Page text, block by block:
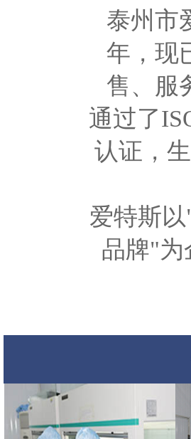
泰州市
年，现
售、服
通过了
认证，
爱特斯
品牌"为